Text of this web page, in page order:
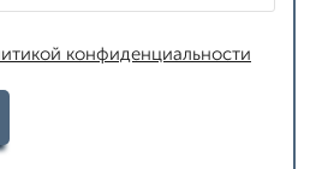
конфиденциальности